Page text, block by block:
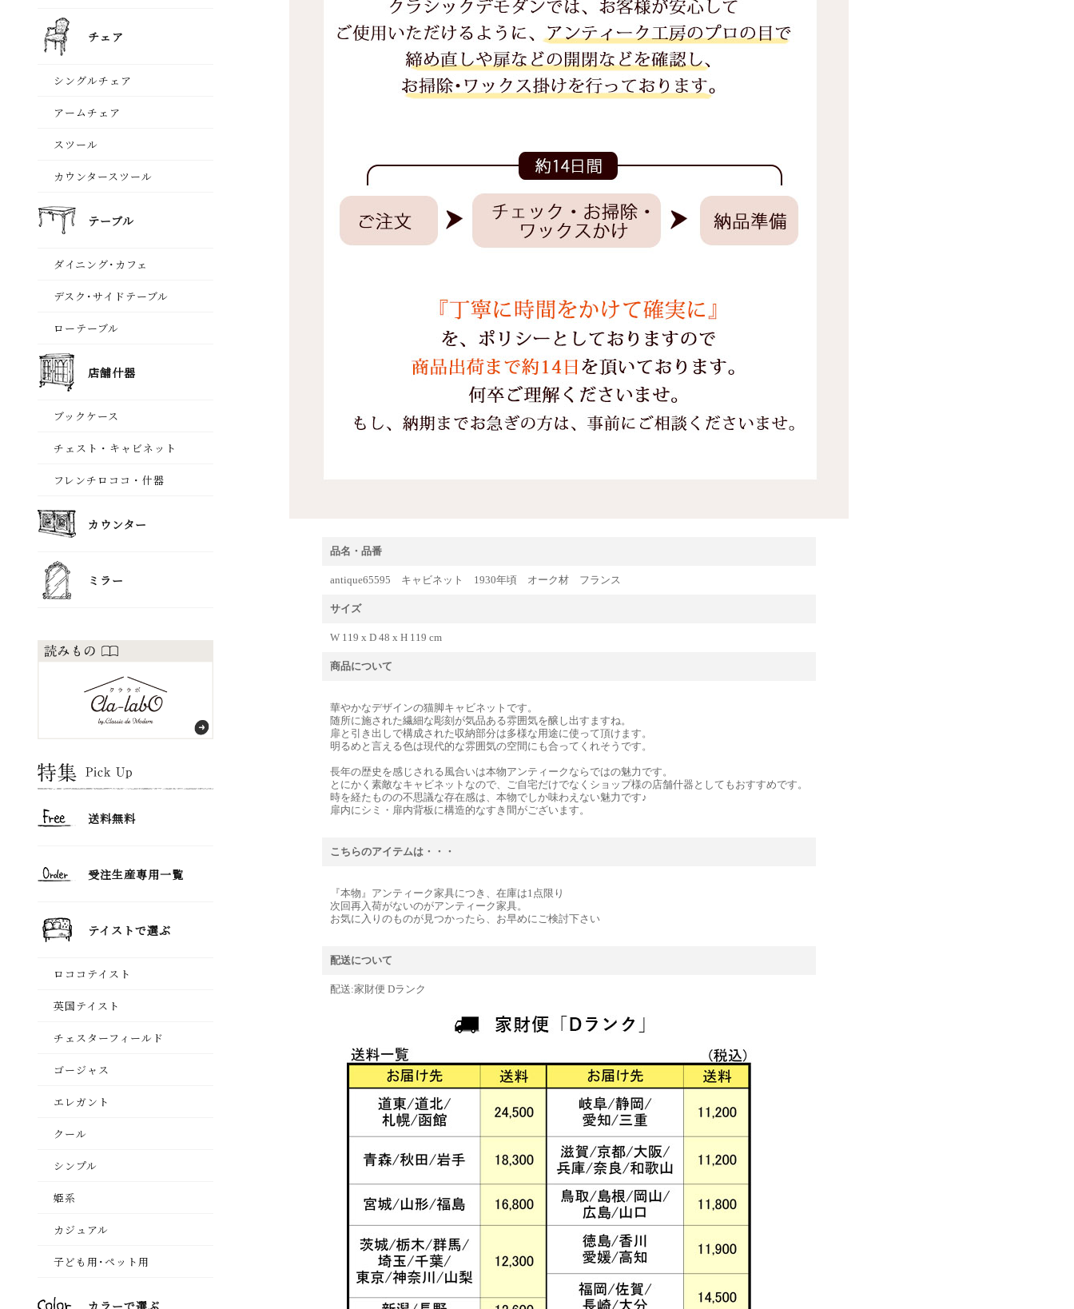
品名・品番
antique65595 キャビネット 1930年頃 オーク材 フランス
サイズ
W 119 x D 48 x H 119 cm
商品について
華やかなデザインの猫脚キャビネットです。
随所に施された繊細な彫刻が気品ある雰囲気を醸し出すますね。
扉と引き出しで構成された収納部分は多様な用途に使って頂けます。
明るめと言える色は現代的な雰囲気の空間にも合ってくれそうです。
長年の歴史を感じされる風合いは本物アンティークならではの魅力です。
とにかく素敵なキャビネットなので、ご自宅だけでなくショップ様の店舗什器としてもおすすめです。
時を経たものの不思議な存在感は、本物でしか味わえない魅力です♪
扉内にシミ・扉内背板に構造的なすき間がございます。
こちらのアイテムは・・・
『本物』アンティーク家具につき、在庫は1点限り
次回再入荷がないのがアンティーク家具。
お気に入りのものが見つかったら、お早めにご検討下さい
配送について
配送:家財便 Dランク